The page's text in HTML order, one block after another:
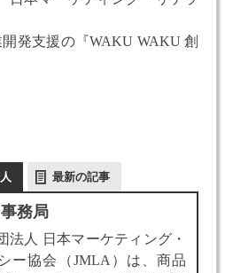
援の『WAKU WAKU 創
最新の記事
務局
法人 日本マーケティング・
ー協会（JMLA）は、商品